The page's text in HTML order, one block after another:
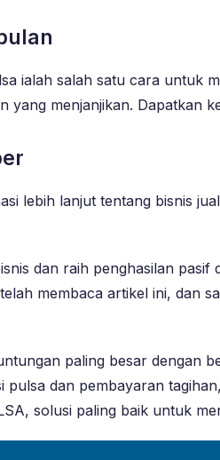
ialah salah satu cara untuk
yang menjanjikan. Dapatkan
lebih lanjut tentang bisnis
dan raih penghasilan
membaca artikel ini, dan
paling besar dengan
pulsa dan pembayaran
solusi paling baik untuk